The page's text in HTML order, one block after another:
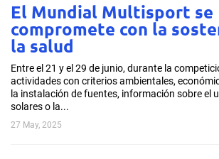
El Mundial Multisport se
compromete con la
la salud
Entre el 21 y el 29 de junio, durante la
actividades con criterios ambientales,
la instalación de fuentes, información sobre el
solares o la...
27 May, 2025